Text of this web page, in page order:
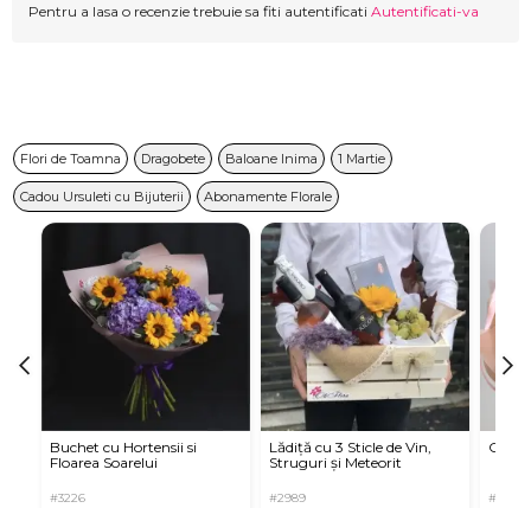
Pentru a lasa o recenzie trebuie sa fiti autentificati Autentificati-va
Flori de Toamna Dragobete Baloane Inima 1 Martie
Cadou Ursuleti cu Bijuterii Abonamente Florale
Buchet cu Hortensii si
Floarea Soarelui
#3226
Lădiță cu 3 Sticle de Vin,
Struguri și Meteorit
#2989 #3266